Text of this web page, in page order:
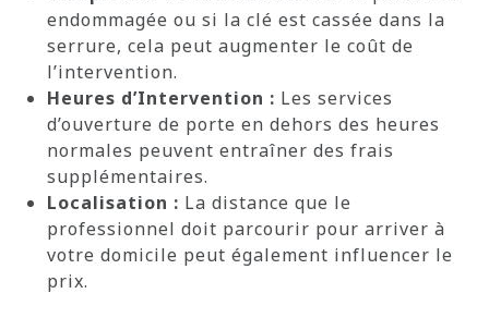
endommagée ou si la clé est cassée dans la
serrure, cela peut augmenter le coût de
l’intervention.
Heures d’Intervention : Les services
d’ouverture de porte en dehors des heures
normales peuvent entraîner des frais
supplémentaires.
Localisation : La distance que le
professionnel doit parcourir pour arriver à
votre domicile peut également influencer le
prix.